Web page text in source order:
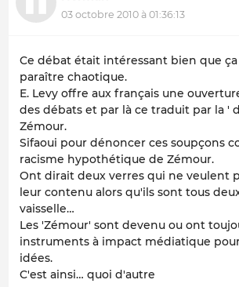
03 octobre 2010 à 01:36:13
Ce débat était intéressant bien que
paraître chaotique.
E. Levy offre aux français une
des débats et par là ce traduit par la '
Zémour.
Sifaoui pour dénoncer ces soupçons
racisme hypothétique de Zémour.
Ont dirait deux verres qui ne veulent
leur contenu alors qu'ils sont tous
vaisselle…
Les 'Zémour' sont devenu ou ont
instruments à impact médiatique
idées.
C'est ainsi… quoi d'autre